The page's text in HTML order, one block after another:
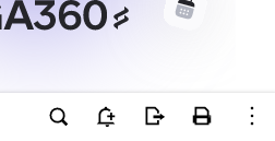
використати